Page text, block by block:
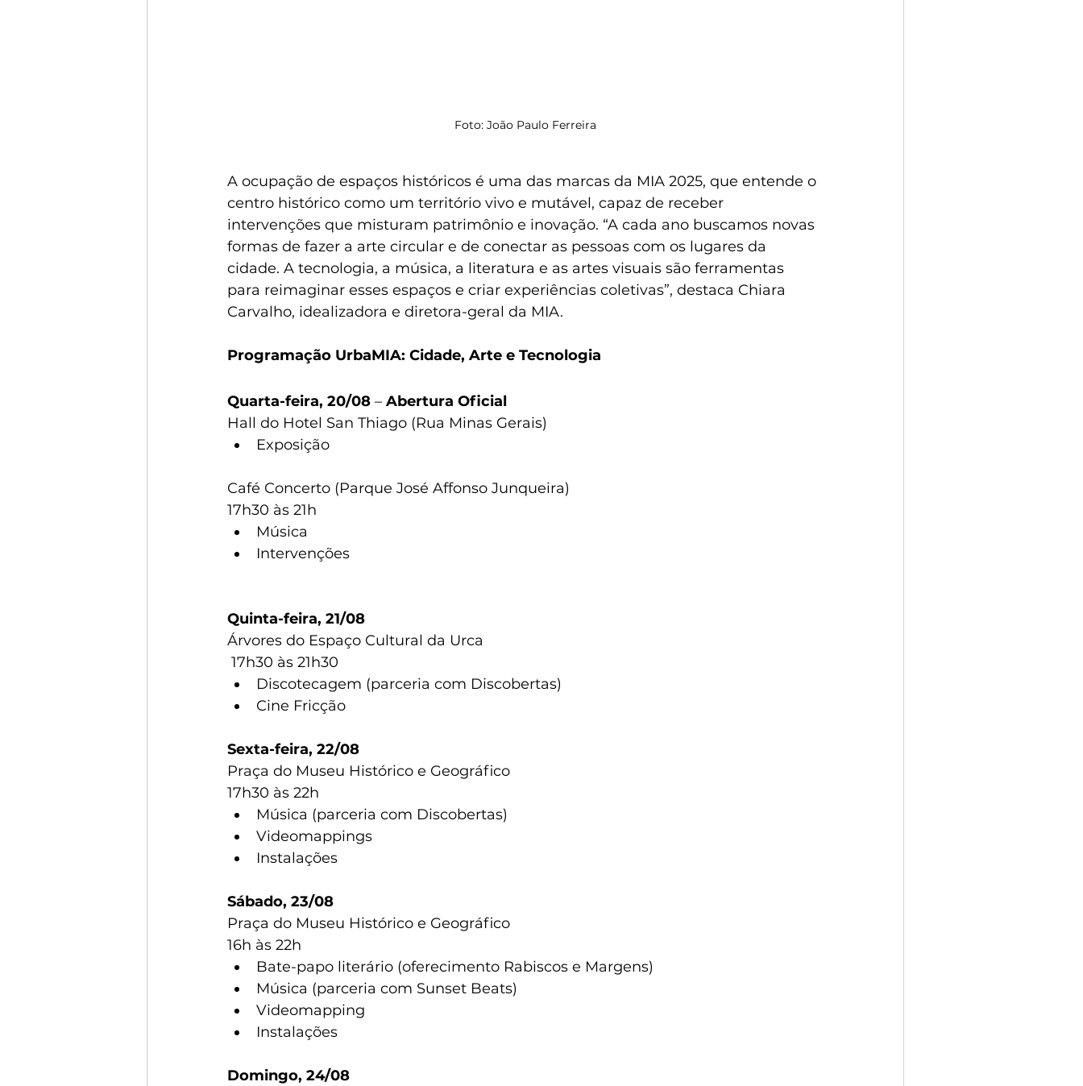
Foto: João Paulo Ferreira
A ocupação de espaços históricos é uma das marcas da MIA 2025, que entende o
centro histórico como um território vivo e mutável, capaz de receber
intervenções que misturam patrimônio e inovação. “A cada ano buscamos novas
formas de fazer a arte circular e de conectar as pessoas com os lugares da
cidade. A tecnologia, a música, a literatura e as artes visuais são ferramentas
para reimaginar esses espaços e criar experiências coletivas”, destaca Chiara
Carvalho, idealizadora e diretora-geral da MIA.
Programação UrbaMIA: Cidade, Arte e Tecnologia
Quarta-feira, 20/08 – Abertura Oficial
Hall do Hotel San Thiago (Rua Minas Gerais)
Exposição
Café Concerto (Parque José Affonso Junqueira)
17h30 às 21h
Música
Intervenções
Quinta-feira, 21/08
Árvores do Espaço Cultural da Urca
17h30 às 21h30
Discotecagem (parceria com Discobertas)
Cine Fricção
Sexta-feira, 22/08
Praça do Museu Histórico e Geográfico
17h30 às 22h
Música (parceria com Discobertas)
Videomappings
Instalações
Sábado, 23/08
Praça do Museu Histórico e Geográfico
16h às 22h
Bate-papo literário (oferecimento Rabiscos e Margens)
Música (parceria com Sunset Beats)
Videomapping
Instalações
Domingo, 24/08